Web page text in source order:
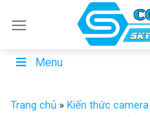
Menu
Trang chủ » Kiến thức camera